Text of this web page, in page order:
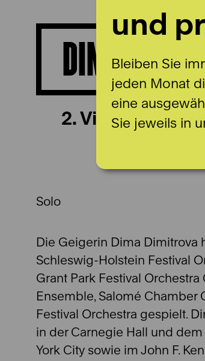
DIMA
2. Violine (Sie /
Solo
Die Geigerin Dima Dimitrova
Schleswig-Holstein Festival
Grant Park Festival
Ensemble, Salomé Chamber
Festival Orchestra gespielt.
in der Carnegie Hall und
York City sowie im John F.
und
Bleiben Sie
jeden Monat
eine
Sie jeweils in